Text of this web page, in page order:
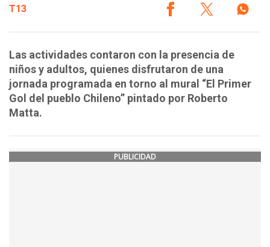
T13
Las actividades contaron con la presencia de
niños y adultos, quienes disfrutaron de una
jornada programada en torno al mural “El Primer
Gol del pueblo Chileno” pintado por Roberto
Matta.
PUBLICIDAD